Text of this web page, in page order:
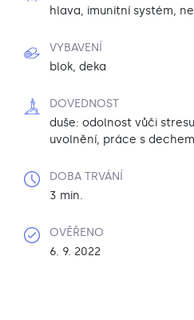
hlava, imunitní systém,
VYBAVENÍ
blok, deka
DOVEDNOST
duše: odolnost vůči
uvolnění, práce s
DOBA TRVÁNÍ
3 min.
OVĚŘENO
6. 9. 2022